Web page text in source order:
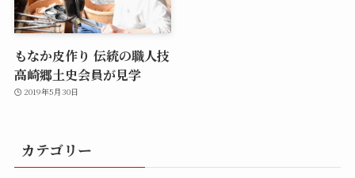
もなか皮作り 伝統の職人技
高崎郷土史会員が見学
2019年5月30日
カテゴリー